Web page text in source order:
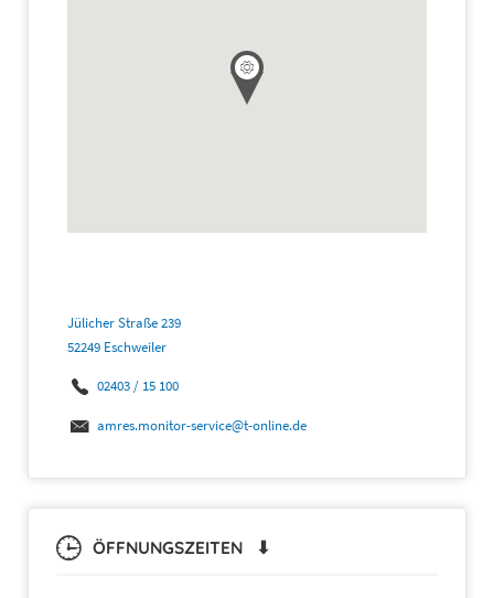
Jülicher Straße 239
52249 Eschweiler
02403 / 15 100
amres.monitor-service@t-online.de
ÖFFNUNGSZEITEN ⬇